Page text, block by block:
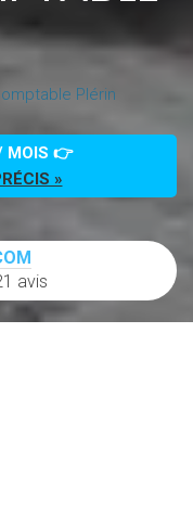
Plérin
MOIS 👉
»
avis